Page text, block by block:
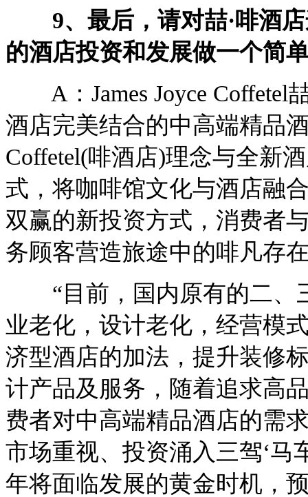
9、最后，请对喆·啡酒店
的酒店投资和发展做一个简
A：James Joyce Coffetel
酒店完美结合的中高端精品
Coffetel(啡酒店)理念与全新
式，将咖啡馆文化与酒店融
双赢的新投资方式，消费者
务顾客营造旅途中的啡凡存
“目前，国内原有的二、
业老化，设计老化，经营模
济型酒店的加法，提升装修
计产品及服务，随着追求高
费者对中高端精品酒店的需
市场重视、投资涌入三驾‘马
年将面临发展的黄金时机，